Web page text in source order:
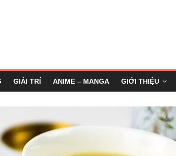
GIẢI TRÍ ANIME – MANGA GIỚI THIỆU